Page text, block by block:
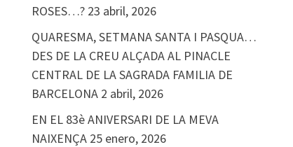
ROSES…? 23 abril, 2026
QUARESMA, SETMANA SANTA I PASQUA…
DES DE LA CREU ALÇADA AL PINACLE
CENTRAL DE LA SAGRADA FAMILIA DE
BARCELONA 2 abril, 2026
EN EL 83è ANIVERSARI DE LA MEVA
NAIXENÇA 25 enero, 2026